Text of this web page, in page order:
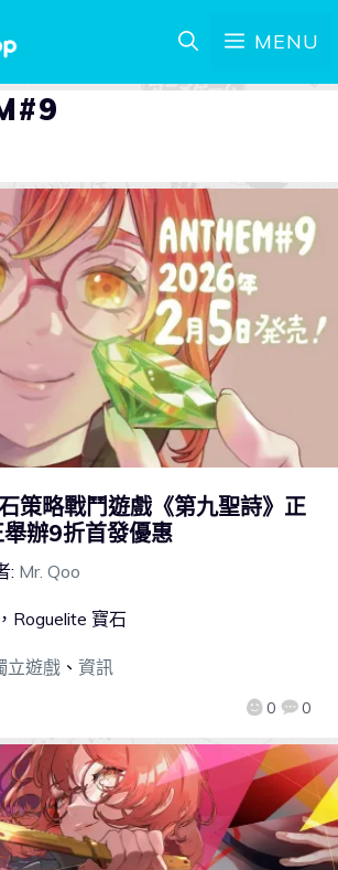
MENU
策略戰鬥遊戲《第九聖詩》正
辦9折首發優惠
: Mr. Qoo
0 0
Roguelite 寶石
立遊戲、 資訊